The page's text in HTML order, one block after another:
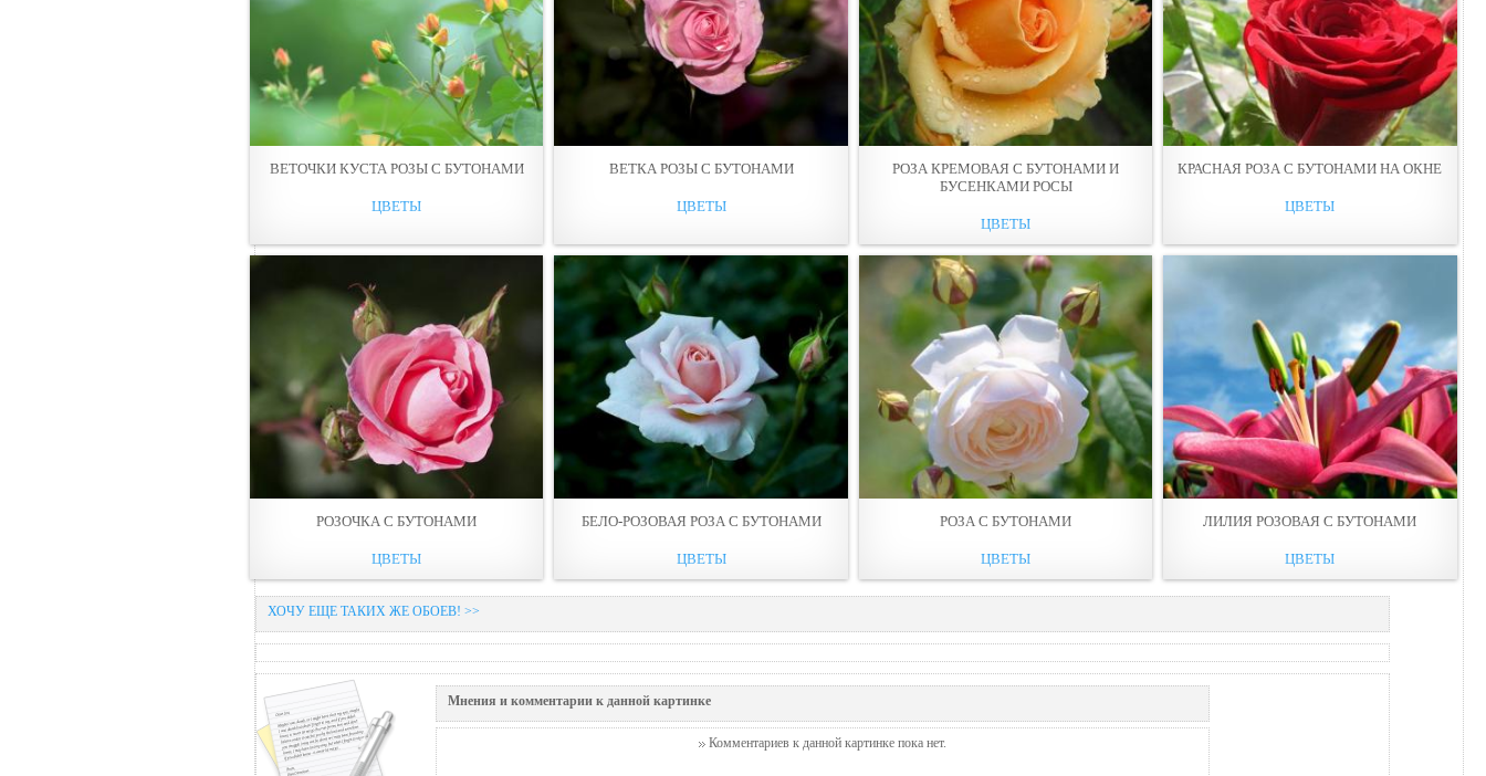
ВЕТОЧКИ КУСТА РОЗЫ С БУТОНАМИ
ЦВЕТЫ
ВЕТКА РОЗЫ С БУТОНАМИ
ЦВЕТЫ
РОЗА КРЕМОВАЯ С БУТОНАМИ И
БУСЕНКАМИ РОСЫ
ЦВЕТЫ
КРАСНАЯ РОЗА С БУТОНАМИ НА ОКНЕ
ЦВЕТЫ
РОЗОЧКА С БУТОНАМИ
ЦВЕТЫ
БЕЛО-РОЗОВАЯ РОЗА С БУТОНАМИ
ЦВЕТЫ
РОЗА С БУТОНАМИ
ЦВЕТЫ
ЛИЛИЯ РОЗОВАЯ С БУТОНАМИ
ЦВЕТЫ
ХОЧУ ЕЩЕ ТАКИХ ЖЕ ОБОЕВ! >>
Мнения и комментарии к данной картинке
Комментариев к данной картинке пока нет.